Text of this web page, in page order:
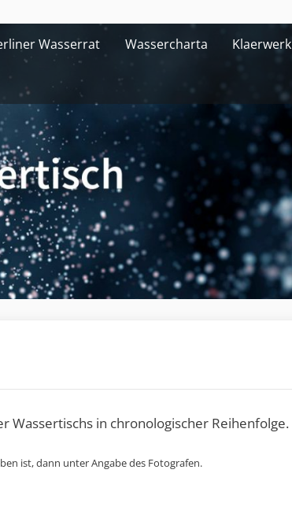
Wasserrat Wassercharta Klaerwerk
Wassertischs in chronologischer Reihenfolge.
ist, dann unter Angabe des Fotografen.